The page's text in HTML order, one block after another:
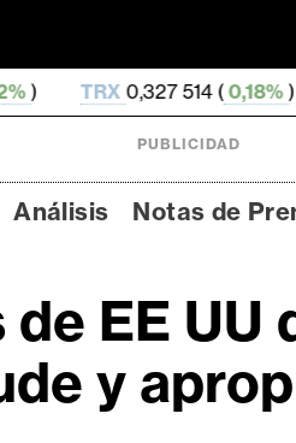
514 (0,18%) HYPE
PUBLICIDAD
Análisis Notas de
EE UU
y